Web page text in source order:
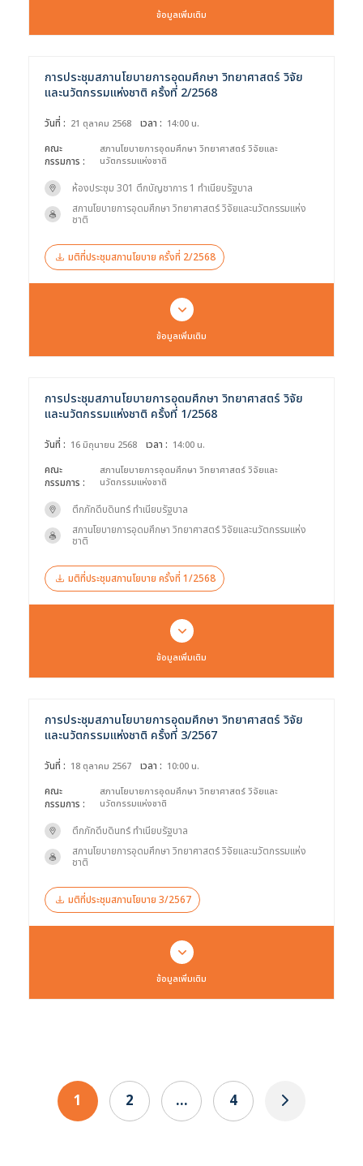
ค้นหาข้อมูล ล้างตัวกรอก
Search
เลือกประเภท :
Selected 0 of 6
ช่วงเวลา :
ข้อมูลเพิ่มเติม
การประชุมสภานโยบายการอุดมศึกษา วิทยาศาสตร์ วิจัย
และนวัตกรรมแห่งชาติ ครั้งที่ 2/2568
วันที่ : 21 ตุลาคม 2568 เวลา : 14:00 น.
คณะ
กรรมการ :
สภานโยบายการอุดมศึกษา วิทยาศาสตร์ วิจัยและ
นวัตกรรมแห่งชาติ
ห้องประชุม 301 ตึกบัญชาการ 1 ทำเนียบรัฐบาล
สภานโยบายการอุดมศึกษา วิทยาศาสตร์ วิจัยและนวัตกรรมแห่ง
ชาติ
มติที่ประชุมสภานโยบาย ครั้งที่ 2/2568
ข้อมูลเพิ่มเติม
การประชุมสภานโยบายการอุดมศึกษา วิทยาศาสตร์ วิจัย
และนวัตกรรมแห่งชาติ ครั้งที่ 1/2568
วันที่ : 16 มิถุนายน 2568 เวลา : 14:00 น.
คณะ
กรรมการ :
สภานโยบายการอุดมศึกษา วิทยาศาสตร์ วิจัยและ
นวัตกรรมแห่งชาติ
ตึกภักดีบดินทร์ ทำเนียบรัฐบาล
สภานโยบายการอุดมศึกษา วิทยาศาสตร์ วิจัยและนวัตกรรมแห่ง
ชาติ
มติที่ประชุมสภานโยบาย ครั้งที่ 1/2568
ข้อมูลเพิ่มเติม
การประชุมสภานโยบายการอุดมศึกษา วิทยาศาสตร์ วิจัย
และนวัตกรรมแห่งชาติ ครั้งที่ 3/2567
วันที่ : 18 ตุลาคม 2567 เวลา : 10:00 น.
คณะ
กรรมการ :
สภานโยบายการอุดมศึกษา วิทยาศาสตร์ วิจัยและ
นวัตกรรมแห่งชาติ
ตึกภักดีบดินทร์ ทำเนียบรัฐบาล
สภานโยบายการอุดมศึกษา วิทยาศาสตร์ วิจัยและนวัตกรรมแห่ง
ชาติ
มติที่ประชุมสภานโยบาย 3/2567
ข้อมูลเพิ่มเติม
1 2 … 4